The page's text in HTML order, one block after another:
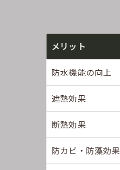
メリット
防水機能の向上
遮熱効果
断熱効果
防カビ・防藻効果